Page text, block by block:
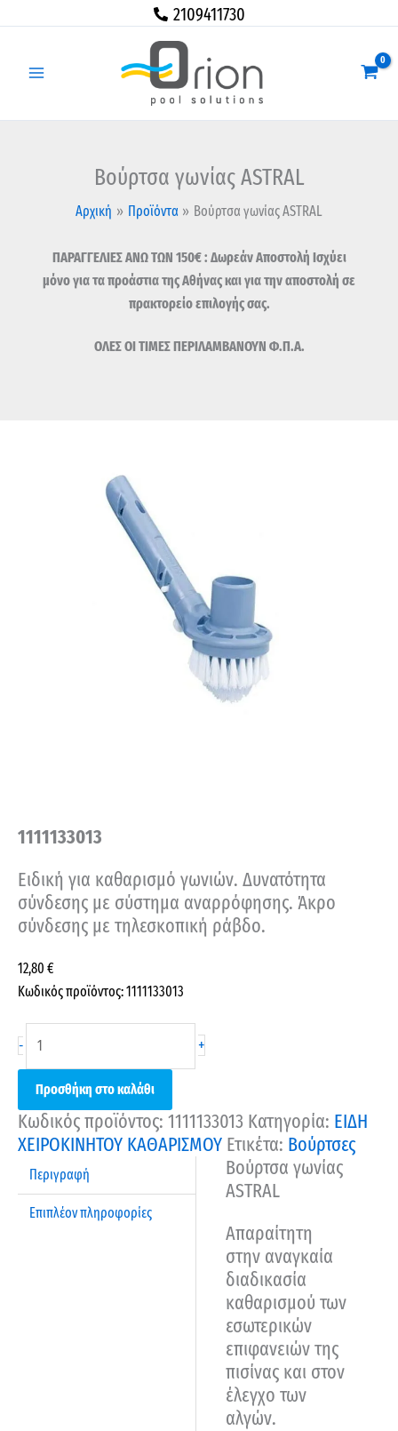
2109411730
Βούρτσα γωνίας ASTRAL
Αρχική Προϊόντα Βούρτσα γωνίας ASTRAL
ΠΑΡΑΓΓΕΛΙΕΣ ΑΝΩ ΤΩΝ 150€ : Δωρεάν Αποστολή Ισχύει
μόνο για τα προάστια της Αθήνας και για την αποστολή σε
πρακτορείο επιλογής σας.
ΟΛΕΣ ΟΙ ΤΙΜΕΣ ΠΕΡΙΛΑΜΒΑΝΟΥΝ Φ.Π.Α.
1111133013
Ειδική για καθαρισμό γωνιών. Δυνατότητα
σύνδεσης με σύστημα αναρρόφησης. Άκρο
σύνδεσης με τηλεσκοπική ράβδο.
12,80 €
Κωδικός προϊόντος: 1111133013
-
ποσότητα
+
Προσθήκη στο καλάθι
Κωδικός προϊόντος: 1111133013 Κατηγορία: ΕΙΔΗ
ΧΕΙΡΟΚΙΝΗΤΟΥ ΚΑΘΑΡΙΣΜΟΥ Ετικέτα: Βούρτσες
Περιγραφή
Επιπλέον πληροφορίες
Βούρτσα γωνίας
ASTRAL
Απαραίτητη
στην αναγκαία
διαδικασία
καθαρισμού των
εσωτερικών
επιφανειών της
πισίνας και στον
έλεγχο των
αλγών.